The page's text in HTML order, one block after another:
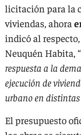
licitación para la
viviendas, ahora
indicó al
Neuquén Habita, “
respuesta a la
ejecución de
urbano en
El presupuesto